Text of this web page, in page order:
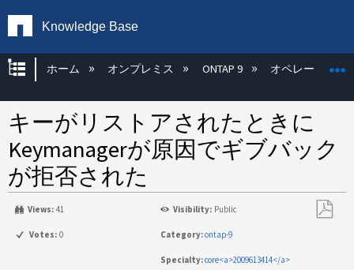
Knowledge Base
グローバル階層を展開/折りたたむ
ホーム オンプレミス ONTAP 9 オペレーティン
キーがリストアされたときに
Keymanagerが原因でギブバック
が拒否された
Views: 41 Visibility: Public
Votes: 0 Category:ontap-9
Specialty:core<a>2009613414</a>